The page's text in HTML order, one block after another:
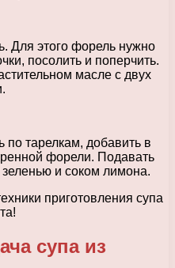
Для этого форель нужно
посолить и поперчить.
масле с двух
по тарелкам, добавить в
форели. Подавать
и соком лимона.
приготовления супа
супа из